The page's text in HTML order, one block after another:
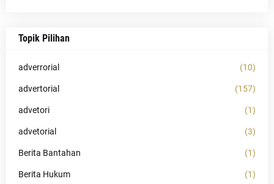
Topik Pilihan
adverrorial (10)
advertorial (157)
advetori (1)
advetorial (3)
Berita Bantahan (1)
Berita Hukum (1)